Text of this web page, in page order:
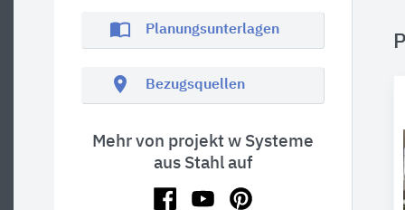
import_contacts Planungsunterlagen
location_on Bezugsquellen
Mehr von projekt w Systeme
aus Stahl auf